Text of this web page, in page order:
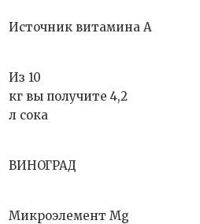
Источник витамина А
Из 10
кг вы получите 4,2
л сока
ВИНОГРАД
Микроэлемент Mg